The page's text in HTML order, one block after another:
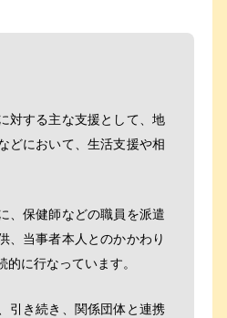
対する主な支援として、地
どにおいて、生活支援や相
、保健師などの職員を派遣
、当事者本人とのかかわり
に行なっています。
引き続き、関係団体と連携